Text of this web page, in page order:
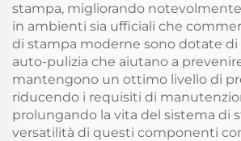
stampa, migliorando
in ambienti sia ufficiali che
di stampa moderne sono dotate
auto-pulizia che aiutano a
mantengono un ottimo livello di
riducendo i requisiti di
prolungando la vita del sistema di
versatilità di questi componenti